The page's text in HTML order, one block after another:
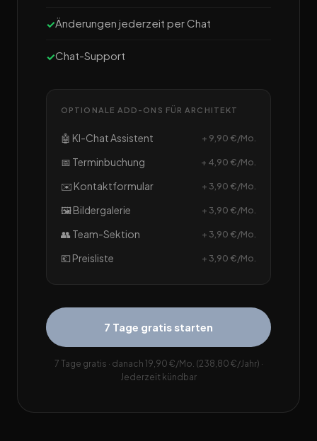
Änderungen jederzeit per Chat
Chat-Support
OPTIONALE ADD-ONS FÜR ARCHITEKT
🤖 KI-Chat Assistent + 9,90 €/Mo.
📅 Terminbuchung + 4,90 €/Mo.
✉️ Kontaktformular + 3,90 €/Mo.
🖼️ Bildergalerie + 3,90 €/Mo.
👥 Team-Sektion + 3,90 €/Mo.
💶 Preisliste + 3,90 €/Mo.
7 Tage gratis starten
7 Tage gratis · danach 19,90 €/Mo. (238,80 €/Jahr) ·
Jederzeit kündbar